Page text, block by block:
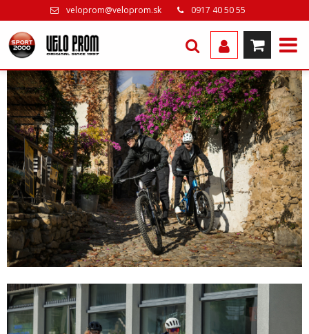
veloprom@veloprom.sk 0917 40 50 55